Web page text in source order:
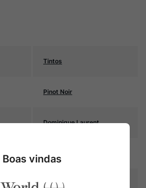
Tintos
Pinot Noir
Dominique Laurent
Bourgogne
França
Boas vindas